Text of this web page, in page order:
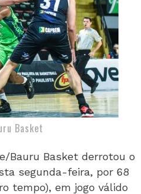
Basket
Bauru Basket derrotou o
segunda-feira, por 68
tempo), em jogo válido